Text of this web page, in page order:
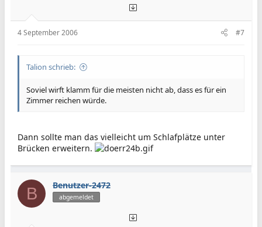
4 September 2006 #7
Talion schrieb:
Soviel wirft klamm für die meisten nicht ab, dass es für ein
Zimmer reichen würde.
Dann sollte man das vielleicht um Schlafplätze unter
Brücken erweitern.
B Benutzer-2472
abgemeldet